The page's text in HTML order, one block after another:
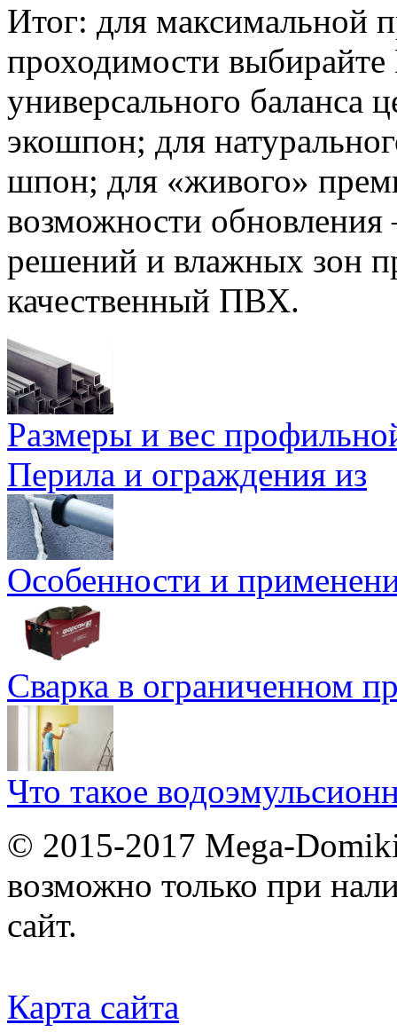
Итог: для максимальной
проходимости
универсального баланса
экошпон; для
шпон; для «живого»
возможности
решений и влажных зон
качественный ПВХ.
Размеры и вес
Перила и ограждения из
Особенности и
Сварка в ограниченном
Что такое
© 2015-2017 Mega-
возможно только при
сайт.
Карта сайта